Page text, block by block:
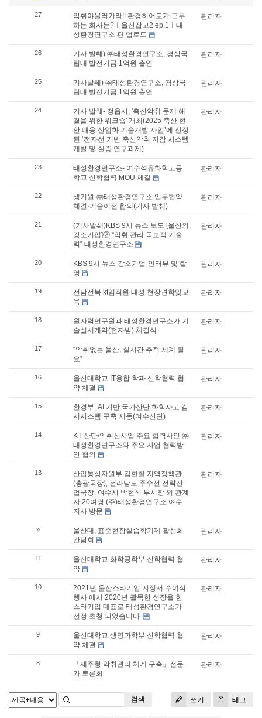
27
악취야물러가라!! 환경히어로가 근무
하는 회사는?ㅣ울산잡고2 ep.1ㅣ태
성환경연구소 편 업로드
관리자
26
기사 발췌) ㈜태성환경연구소, 경상국
립대 발전기금 1억원 출연
관리자
25
기사발췌) ㈜태성환경연구소, 경상국
립대 발전기금 1억원 출연
관리자
24
기사 발췌- 정읍시, '축산악취 문제 해
결을 위한 워크숍' 개최(2025 축산 현
안 대응 산업화 기술개발 사업’에 선정
된 ‘전자선 기반 축산악취 저감 시스템
개발 및 실증 연구과제)
관리자
23
태성환경연구소- 여수석유화학고등
학교 산학협력 MOU 체결
관리자
22
생기원·㈜태성환경연구소 업무협약
체결·기술이전 합의(기사 발췌)
관리자
21
(기사발췌)KBS 9시 뉴스 보도 [울산의
강소기업]② “악취 관리 독보적 기술
력” 태성환경연구소
관리자
20
KBS 9시 뉴스 강소기업-인터뷰 및 촬
영
관리자
19
전남전북 kt임직원 태성 현장견학및교
육
관리자
18
원자력연구원과 태성환경연구소가 기
술실시계약(전자빔) 체결식
관리자
17
“악취없는 울산, 실시간 추적 체계 필
요”
관리자
16
울산대학교 IT융합 학과 산학협력 협
약 체결
관리자
15
환경부, AI 기반 국가산단 화학사고 감
시시스템 구축 시동(여수산단)
관리자
14
KT 산단/악취신사업 주요 협력사인 ㈜
태성환경연구소와 주요 사업 협력방
안 협의
관리자
13
산업통상자원부 김현철 지역정책관
(총괄국장), 전라남도 주수선 전략산
업국장, 여수시 박현식 부시장 외 관계
자 20여명 (주)태성환경연구소 여수
지사 방문
관리자
»
울산대, 표준현장실습학기제 활성화
간담회
관리자
11
울산대학교 화학공학부 산학협력 협
약
관리자
10
2021년 울산스타기업 지정서 수여식
행사 에서 2020년 괄목한 성장을 한
스타기업 대표로 태성환경연구소가
선정 초청 되었습니다.
관리자
9
울산대학교 생명과학부 산학협력 협
약 체결
관리자
8
「제주형 악취관리 체계 구축」전문
가 토론회
관리자
쓰기 태그
검색